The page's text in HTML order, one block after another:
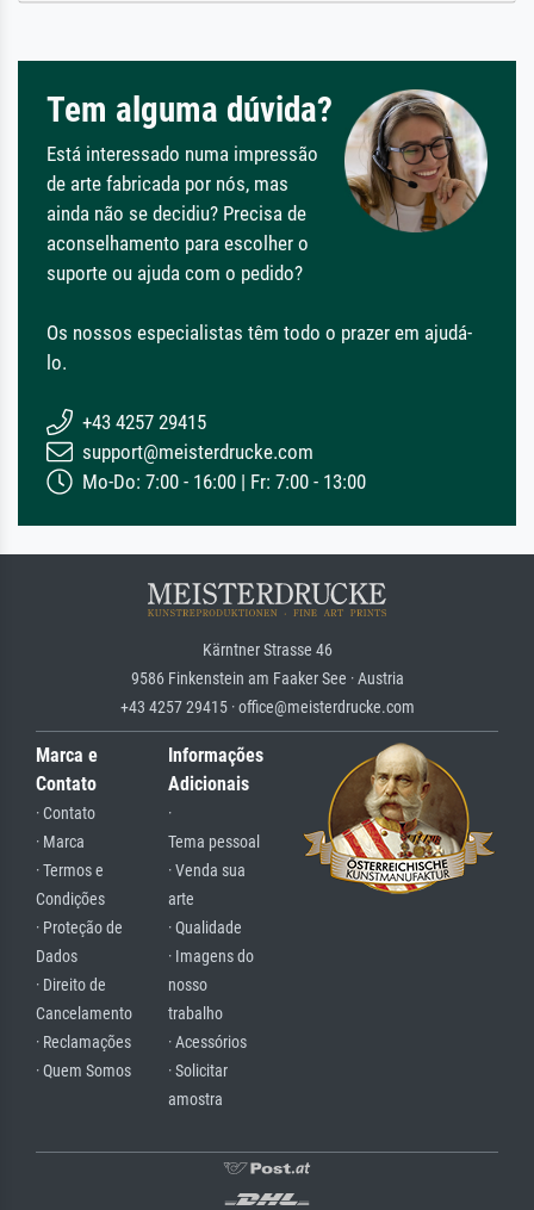
Tem alguma dúvida?
Está interessado numa impressão
de arte fabricada por nós, mas
ainda não se decidiu? Precisa de
aconselhamento para escolher o
suporte ou ajuda com o pedido?
Os nossos especialistas têm todo o prazer em ajudá-
lo.
+43 4257 29415
support@meisterdrucke.com
Mo-Do: 7:00 - 16:00 | Fr: 7:00 - 13:00
Kärntner Strasse 46
9586 Finkenstein am Faaker See · Austria
+43 4257 29415 · office@meisterdrucke.com
Marca e
Contato
· Contato
· Marca
· Termos e
Condições
· Proteção de
Dados
· Direito de
Cancelamento
· Reclamações
· Quem Somos
Informações
Adicionais
·
Tema pessoal
· Venda sua
arte
· Qualidade
· Imagens do
nosso
trabalho
· Acessórios
· Solicitar
amostra